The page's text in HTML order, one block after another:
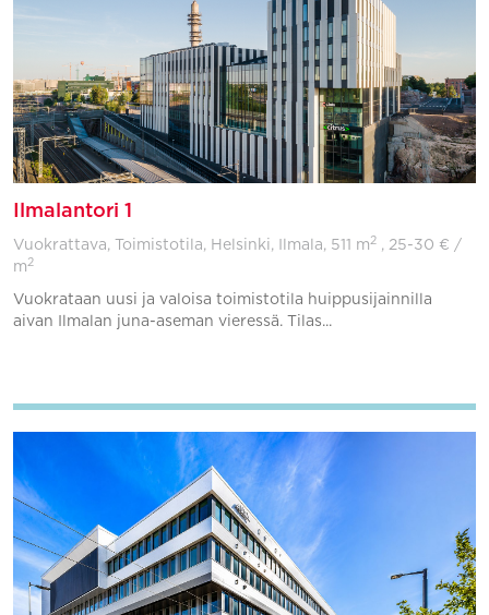
Ilmalantori 1
Vuokrattava, Toimistotila, Helsinki, Ilmala, 511 m 2 , 25-30 € /
m 2
Vuokrataan uusi ja valoisa toimistotila huippusijainnilla
aivan Ilmalan juna-aseman vieressä. Tilas...